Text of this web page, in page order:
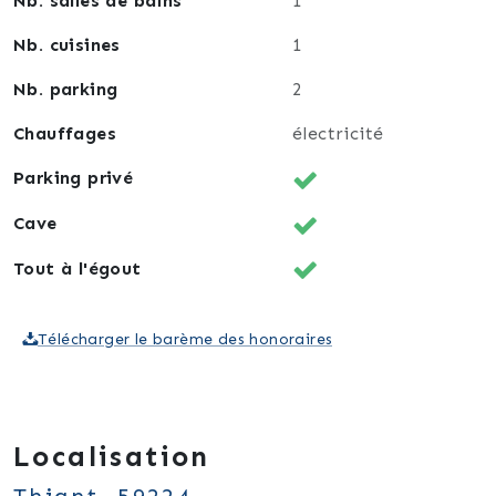
Nb. cuisines 1
Nb. parking 2
Chauffages électricité
Parking privé
Cave
Tout à l'égout
Télécharger le barème des honoraires
Localisation